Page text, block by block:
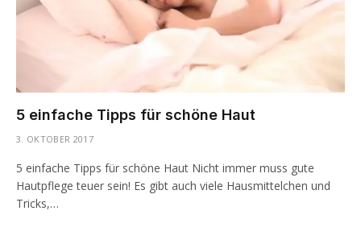
5 einfache Tipps für schöne Haut
3. OKTOBER 2017
5 einfache Tipps für schöne Haut Nicht immer muss gute
Hautpflege teuer sein! Es gibt auch viele Hausmittelchen und
Tricks,…